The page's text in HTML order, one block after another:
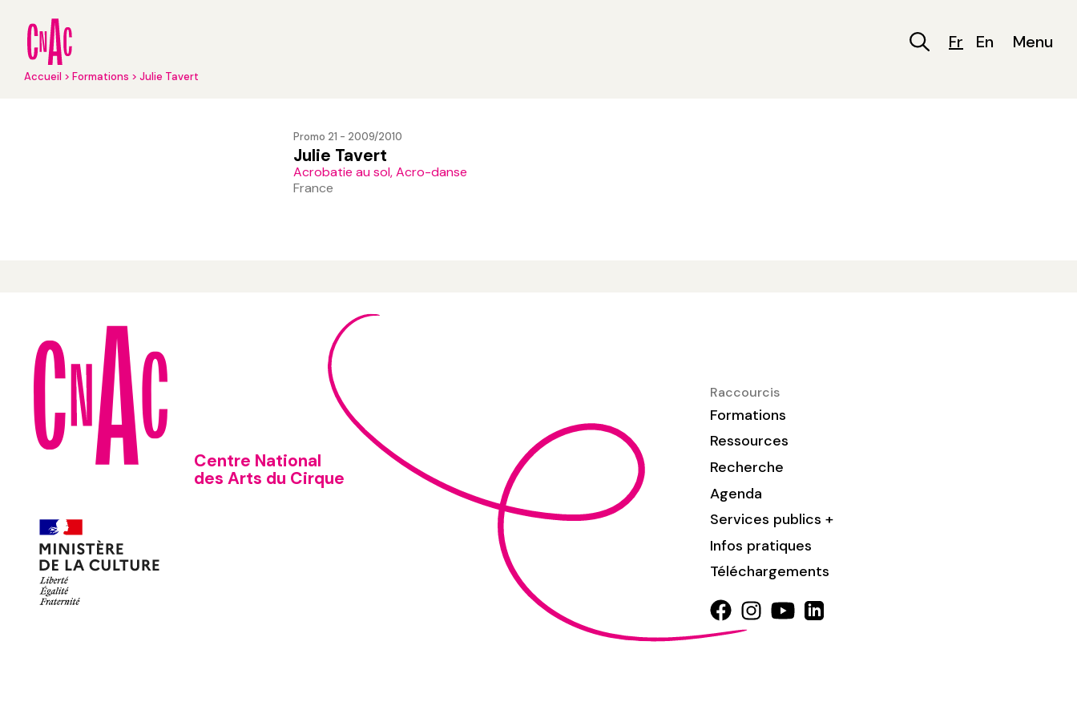
contenu
principal
Fr En Menu
Fil
Accueil Formations Julie Tavert
Promo 21 - 2009/2010
Julie Tavert
Acrobatie au sol, Acro-danse
France
Centre National
des Arts du Cirque
Raccourcis
Formations
Ressources
Recherche
Agenda
Services publics +
Infos pratiques
Téléchargements